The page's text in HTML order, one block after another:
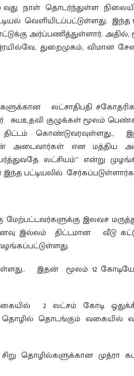
நாள் தொடர்ந்துள்ள
வெளியிடப்பட்டுள்ளது. இந்த
அர்ப்பணித்துள்ளார். அதில்,
துறைமுகம், விமான
லட்சாதிபதி
சுயஉதவி குழுக்கள் மூலம்
திட்டம் கொண்டுவரவுள்ளது.,
அடைவார்கள் என மத்திய
லட்சியம்” என்று
இந்த பட்டியலில்
இலவச
இல்லம் திட்டமான வீடு
இதன் மூலம் 12 கோடியே
2 லட்சம் கோடி
தொழில் தொடங்கும் வகையில்
தொழில்களுக்கான முத்ரா